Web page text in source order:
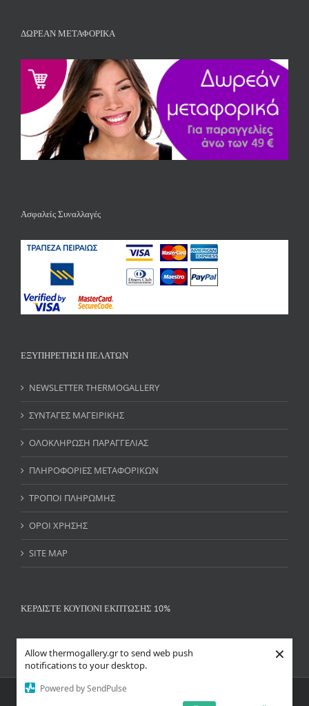
Allow thermogallery.gr to send web push
notifications to your desktop.
Powered by SendPulse
×
ΔΩΡΕΑΝ ΜΕΤΑΦΟΡΙΚΑ
Ασφαλείς Συναλλαγές
ΕΞΥΠΗΡΕΤΗΣΗ ΠΕΛΑΤΩΝ
NEWSLETTER THERMOGALLERY
ΣΥΝΤΑΓΕΣ ΜΑΓΕΙΡΙΚΗΣ
ΟΛΟΚΛΗΡΩΣΗ ΠΑΡΑΓΓΕΛΙΑΣ
ΠΛΗΡΟΦΟΡΙΕΣ ΜΕΤΑΦΟΡΙΚΩΝ
ΤΡΟΠΟΙ ΠΛΗΡΩΜΗΣ
ΟΡΟΙ ΧΡΗΣΗΣ
SITE MAP
ΚΕΡΔΙΣΤΕ ΚΟΥΠΟΝΙ ΕΚΠΤΩΣΗΣ 10%
Copyright 2018 THERMOGALLERY.GR| All Rights Reserved | Powered